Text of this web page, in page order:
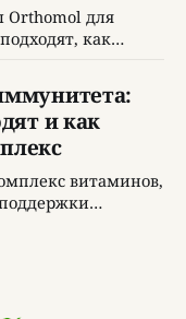
Orthomol для
как
комплекс.
и как
витаминов,
сезонных
как